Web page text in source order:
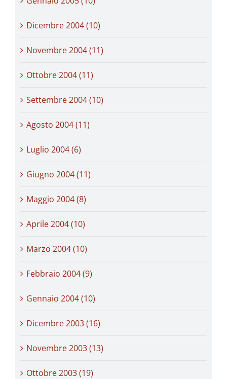
Dicembre 2004 (10)
Novembre 2004 (11)
Ottobre 2004 (11)
Settembre 2004 (10)
Agosto 2004 (11)
Luglio 2004 (6)
Giugno 2004 (11)
Maggio 2004 (8)
Aprile 2004 (10)
Marzo 2004 (10)
Febbraio 2004 (9)
Gennaio 2004 (10)
Dicembre 2003 (16)
Novembre 2003 (13)
Ottobre 2003 (19)